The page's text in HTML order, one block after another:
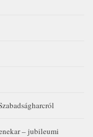
– jubileumi